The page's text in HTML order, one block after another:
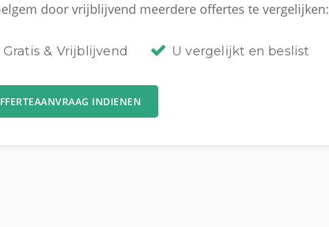
door vrijblijvend meerdere offertes te vergelijken:
Gratis & Vrijblijvend U vergelijkt en beslist
INDIENEN